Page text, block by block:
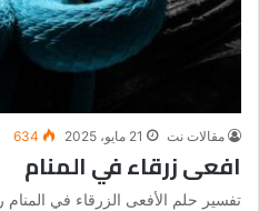
مقالات نت 21 مايو، 2025 634
افعى زرقاء في المنام
تفسير حلم الأفعى الزرقاء في المنام